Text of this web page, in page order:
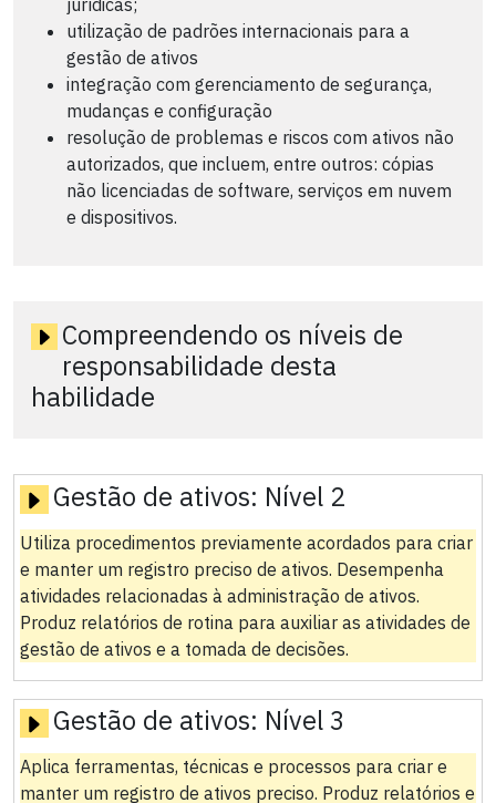
utilização de padrões internacionais para a
gestão de ativos
integração com gerenciamento de segurança,
mudanças e configuração
resolução de problemas e riscos com ativos não
autorizados, que incluem, entre outros: cópias
não licenciadas de software, serviços em nuvem
e dispositivos.
Compreendendo os níveis de
responsabilidade desta
habilidade
Gestão de ativos: Nível 2
Utiliza procedimentos previamente acordados para criar
e manter um registro preciso de ativos. Desempenha
atividades relacionadas à administração de ativos.
Produz relatórios de rotina para auxiliar as atividades de
gestão de ativos e a tomada de decisões.
Gestão de ativos: Nível 3
Aplica ferramentas, técnicas e processos para criar e
manter um registro de ativos preciso. Produz relatórios e